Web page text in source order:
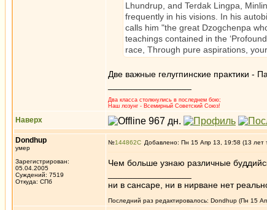
Lhundrup, and Terdak Lingpa,
frequently in his visions. In his
calls him "the great Dzogchenpa
teachings contained in the
race, Through pure aspirations,
Две важные гелугпинские практики -
Два класса столкнулись в последнем бою;
Наш лозунг - Всемирный Советский Союз!
Наверх
Dondhup
умер
Зарегистрирован:
05.04.2005
Суждений: 7519
Откуда: СПб
№144862 Добавлено: Пн 15 Апр 13, 19:58 (13 лет
Чем больше узнаю различные
ни в сансаре, ни в нирване нет
Последний раз редактировалось: Dondhup (Пн 15